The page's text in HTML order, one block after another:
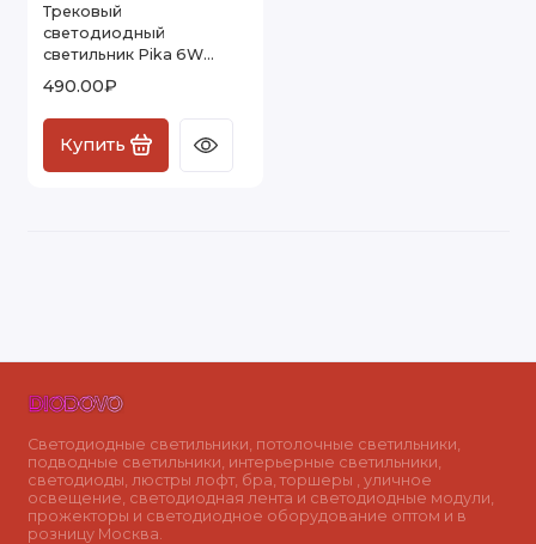
Трековый
светодиодный
светильник Pika 6W
(белый) 85111/01
490.00₽
Купить
Светодиодные светильники, потолочные светильники,
подводные светильники, интерьерные светильники,
светодиоды, люстры лофт, бра, торшеры , уличное
освещение, светодиодная лента и светодиодные модули,
прожекторы и светодиодное оборудование оптом и в
розницу Москва.